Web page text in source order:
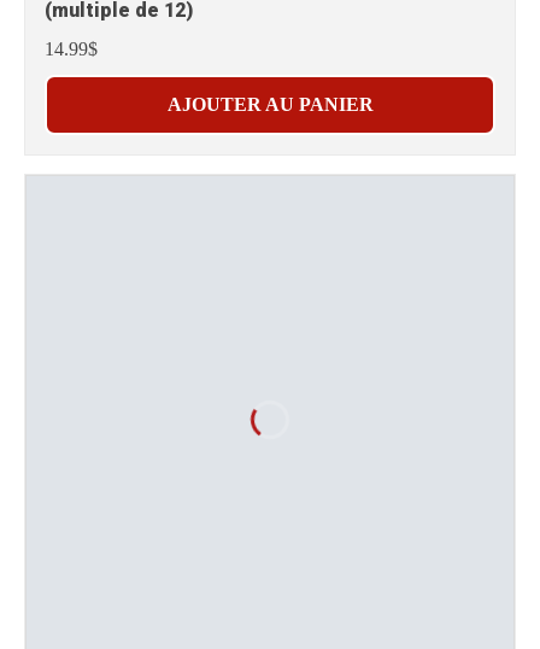
(multiple de 12)
14.99$
AJOUTER AU PANIER